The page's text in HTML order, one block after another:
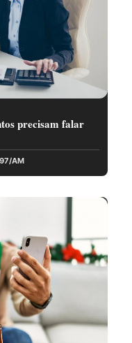
precisam falar
AM